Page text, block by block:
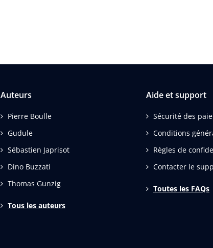
Auteurs
Pierre Boulle
Gudule
Sébastien Japrisot
Dino Buzzati
Thomas Gunzig
Tous les auteurs
Aide et support
Sécurité des
Conditions
Règles de
Contacter le
Toutes les FAQs